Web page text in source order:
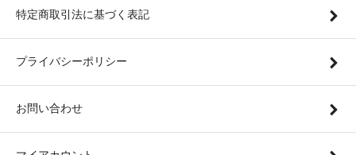
特定商取引法に基づく表記
プライバシーポリシー
お問い合わせ